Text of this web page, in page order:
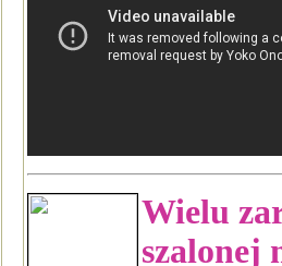
Wielu
szalonej